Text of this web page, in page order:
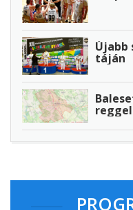
Újabb
táján
reggel